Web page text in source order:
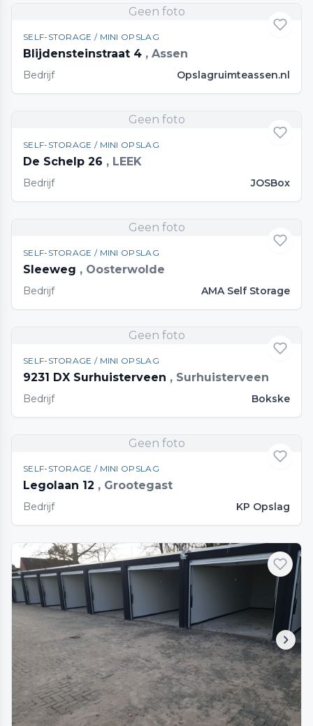
Geen foto
SELF-STORAGE / MINI OPSLAG
Blijdensteinstraat 4 , Assen
Bedrijf Opslagruimteassen.nl
Geen foto
SELF-STORAGE / MINI OPSLAG
De Schelp 26 , LEEK
Bedrijf JOSBox
Geen foto
SELF-STORAGE / MINI OPSLAG
Sleeweg , Oosterwolde
Bedrijf AMA Self Storage
Geen foto
SELF-STORAGE / MINI OPSLAG
9231 DX Surhuisterveen , Surhuisterveen
Bedrijf Bokske
Geen foto
SELF-STORAGE / MINI OPSLAG
Legolaan 12 , Grootegast
Bedrijf KP Opslag